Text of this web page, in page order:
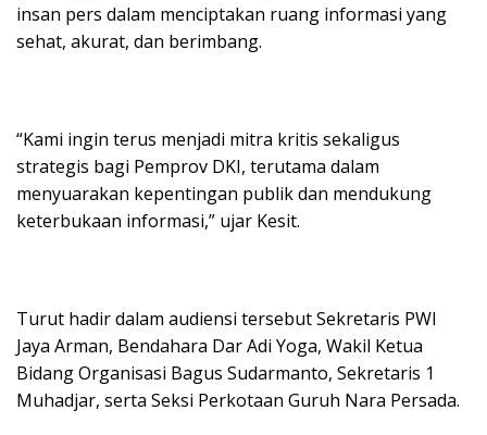
insan pers dalam menciptakan ruang informasi yang
sehat, akurat, dan berimbang.
“Kami ingin terus menjadi mitra kritis sekaligus
strategis bagi Pemprov DKI, terutama dalam
menyuarakan kepentingan publik dan mendukung
keterbukaan informasi,” ujar Kesit.
Turut hadir dalam audiensi tersebut Sekretaris PWI
Jaya Arman, Bendahara Dar Adi Yoga, Wakil Ketua
Bidang Organisasi Bagus Sudarmanto, Sekretaris 1
Muhadjar, serta Seksi Perkotaan Guruh Nara Persada.